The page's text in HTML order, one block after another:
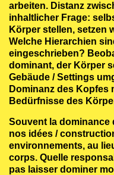
arbeiten. Distanz
inhaltlicher Frage:
Körper stellen, setzen
Welche Hierarchien
eingeschrieben?
dominant, der Körper
Gebäude / Settings
Dominanz des Kopfes
Bedürfnisse des
Souvent la dominance
nos idées /
environnements, au
corps. Quelle
pas laisser dominer